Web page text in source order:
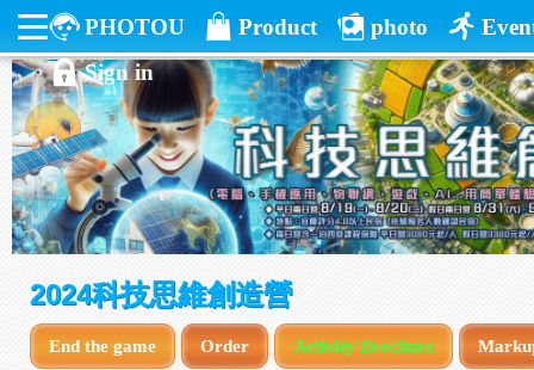
PHOTOU Product photo
Sign in
2024科技思維創造營
End the game Order Activity Brochure